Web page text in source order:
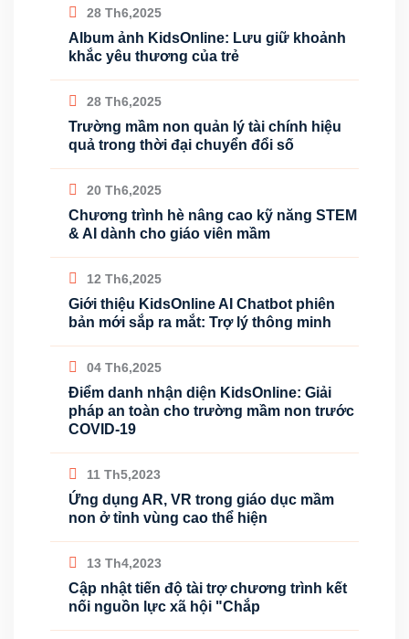
28 Th6,2025
Album ảnh KidsOnline: Lưu giữ khoảnh
khắc yêu thương của trẻ
28 Th6,2025
Trường mầm non quản lý tài chính hiệu
quả trong thời đại chuyển đổi số
20 Th6,2025
Chương trình hè nâng cao kỹ năng STEM
& AI dành cho giáo viên mầm
12 Th6,2025
Giới thiệu KidsOnline AI Chatbot phiên
bản mới sắp ra mắt: Trợ lý thông minh
04 Th6,2025
Điểm danh nhận diện KidsOnline: Giải
pháp an toàn cho trường mầm non trước
COVID-19
11 Th5,2023
Ứng dụng AR, VR trong giáo dục mầm
non ở tỉnh vùng cao thể hiện
13 Th4,2023
Cập nhật tiến độ tài trợ chương trình kết
nối nguồn lực xã hội "Chắp